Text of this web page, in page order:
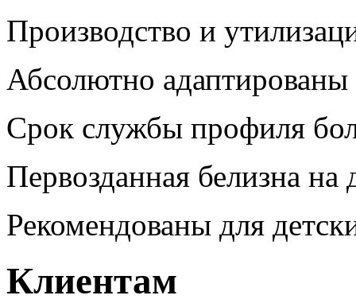
Производство и
Абсолютно
Срок службы профиля
Первозданная белизна на
Рекомендованы для
Клиентам